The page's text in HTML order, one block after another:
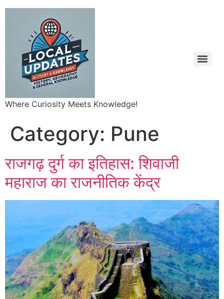
Where Curiosity Meets Knowledge!
Category: Pune
राजगढ़ दुर्ग का इतिहास: शिवाजी
महाराज का राजनीतिक केंद्र